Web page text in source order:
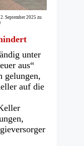
September 2025 zu
unter
aus“
gelungen,
auf die